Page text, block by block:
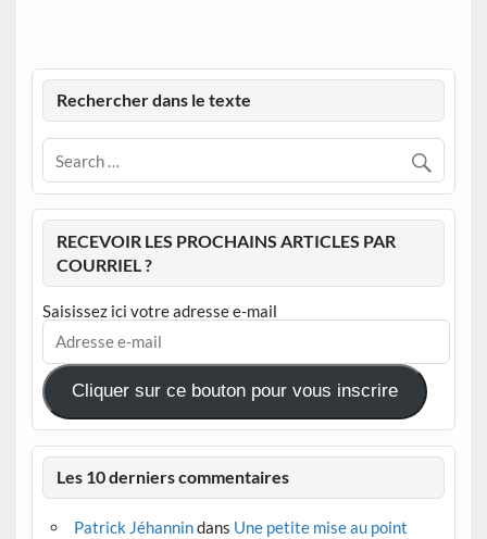
Rechercher dans le texte
RECEVOIR LES PROCHAINS ARTICLES PAR
COURRIEL ?
Saisissez ici votre adresse e-mail
Adresse
mail
Cliquer sur ce bouton pour vous inscrire
Les 10 derniers commentaires
Patrick Jéhannindans Une petite mise au point